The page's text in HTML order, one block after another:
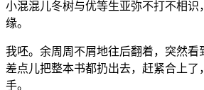
小混混儿冬树与优等生亚弥不打不相识
缘。
我呸。余周周不屑地往后翻着，突然看
差点儿把整本书都扔出去，赶紧合上了
手。